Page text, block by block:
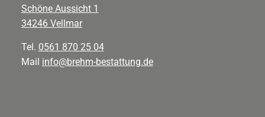
Schöne Aussicht 1
34246 Vellmar
Tel. 0561 870 25 04
Mail info@brehm-bestattung.de